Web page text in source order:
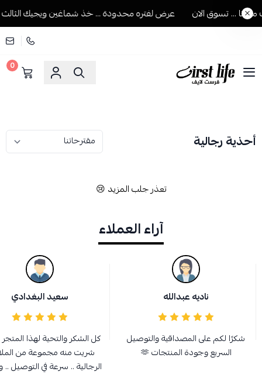
... تسوق الان عرض لفتره محدودة ... خذ شماغين ويجيك الثالث
فرست لايف للمستلزمات الرجالية
0
أحذية رجالية
تعذر جلب المزيد 😢
آراء العملاء
ناديه عبدالله
شكرًا لكم على المصداقية والتوصيل
السريع وجودة المنتجات 🫶
سعيد البغدادي
كل الشكر والتحية لهذا المتجر
شريت منه مجموعة من
الرجالية .. سرعة في التوصيل